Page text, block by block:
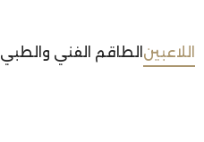
اللاعبين الطاقم الفني والطبي